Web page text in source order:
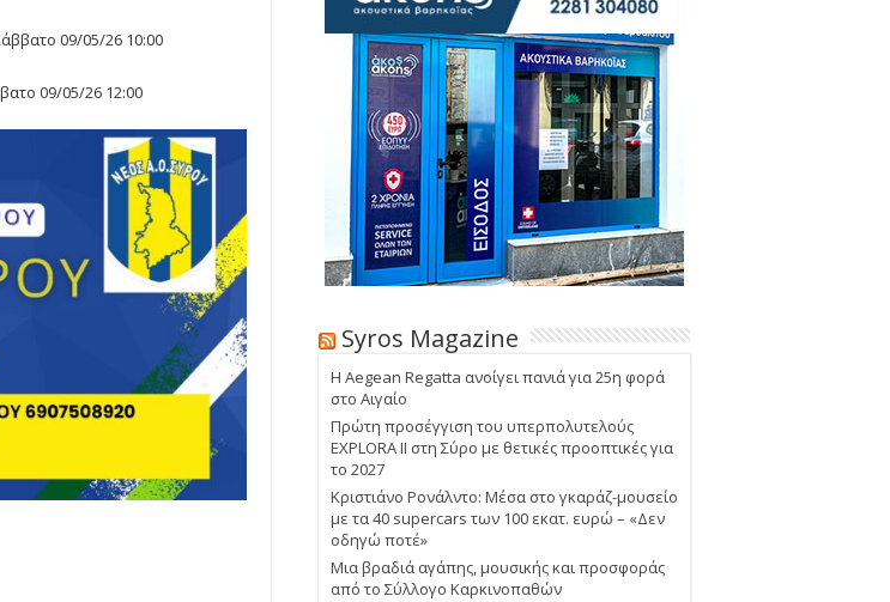
09/05/26 10:00
09/05/26 12:00
Syros Magazine
Η Aegean Regatta ανοίγει πανιά για 25η φορά
στο Αιγαίο
Πρώτη προσέγγιση του υπερπολυτελούς
EXPLORA II στη Σύρο με θετικές προοπτικές για
το 2027
Κριστιάνο Ρονάλντο: Μέσα στο γκαράζ-μουσείο
με τα 40 supercars των 100 εκατ. ευρώ – «Δεν
οδηγώ ποτέ»
Μια βραδιά αγάπης, μουσικής και προσφοράς
από το Σύλλογο Καρκινοπαθών